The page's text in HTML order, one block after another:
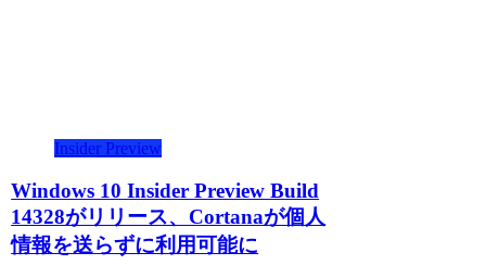
Insider Preview
Windows 10 Insider Preview Build
14328がリリース、Cortanaが個人
情報を送らずに利用可能に